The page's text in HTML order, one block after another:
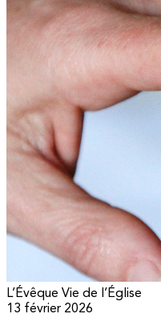
L’Évêque Vie de l’Église
13 février 2026